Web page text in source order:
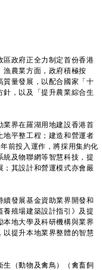
區政府正全力制定首份香港
漁農業方面，政府積極按
質量發展，以配合國家「十
，以及「提升農業綜合生
界在羅湖用地建設香港首
地平整工程；建造和營運者
前投入運作，將採用集約化
統及物聯網等智慧科技，提
其設計和營運模式亦會嚴
發展基金資助業界開發和
養殖場建築設計指引》及提
本地大學及科研機構與業界
以提升本地業界整體的智慧
生（動物及禽鳥）（禽畜飼